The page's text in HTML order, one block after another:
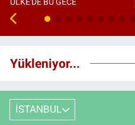
Yükleniyor...
İSTANBUL